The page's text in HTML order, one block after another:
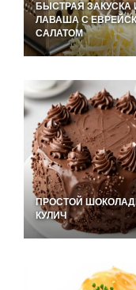
БЫСТРАЯ ЗАКУСКА
ЛАВАША С
САЛАТОМ
ПРОСТОЙ
КУЛИЧ